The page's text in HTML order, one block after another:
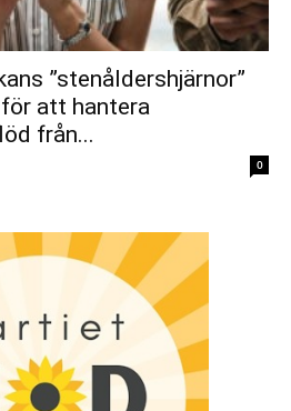
”stenåldershjärnor”
att hantera
från...
0